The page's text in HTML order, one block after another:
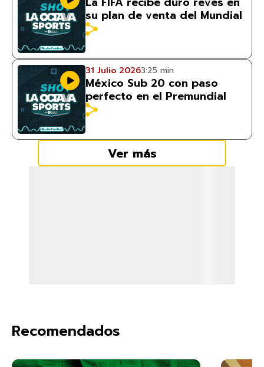
su plan de venta del Mundial
31 Julio 20263:25 min
México Sub 20 con paso
perfecto en el Premundial
Ver más
Recomendados